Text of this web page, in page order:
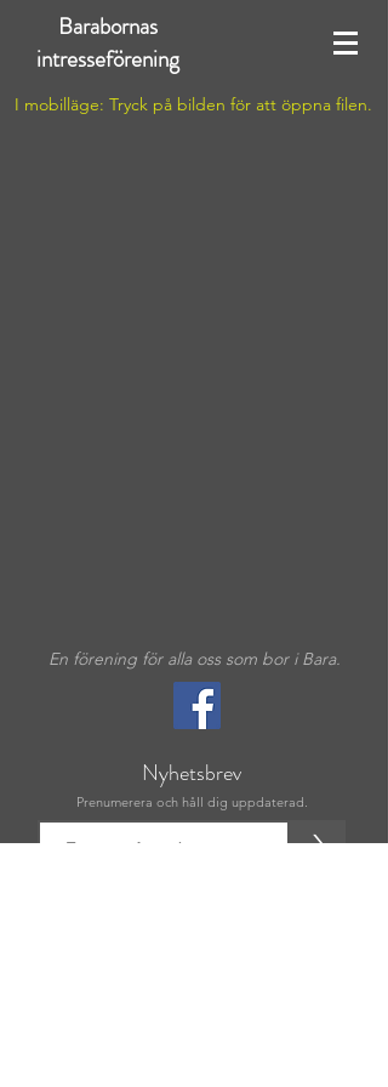
Barabornas
intresseförening
I mobilläge: Tryck på bilden för att öppna filen.
En förening för alla oss som bor i Bara.
Nyhetsbrev
Prenumerera och håll dig uppdaterad.
>